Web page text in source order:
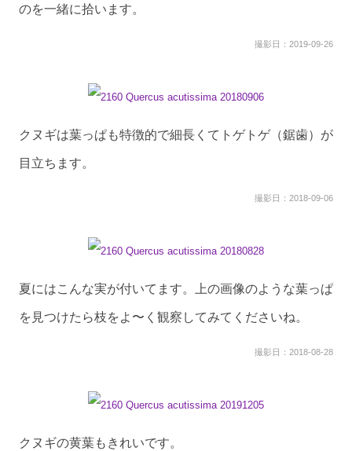
のを一緒に拾います。
撮影日：2019-09-26
クヌギは葉っぱも特徴的で細長くてトゲトゲ（鋸歯）が
目立ちます。
撮影日：2018-09-06
夏にはこんな実が付いてます。上の画像のような葉っぱ
を見つけたら枝をよ〜く観察してみてくださいね。
撮影日：2018-08-28
クヌギの黄葉もきれいです。